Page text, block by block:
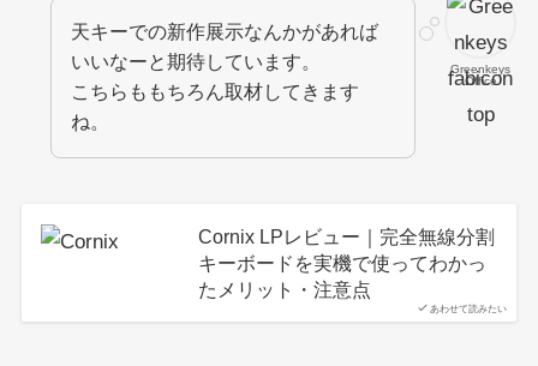
Greenkeys
Office
天キーでの新作展示なんかがあれば
いいなーと期待しています。
こちらももちろん取材してきます
ね。
あわせて読みたい
Cornix LPレビュー｜完全無線分割
キーボードを実機で使ってわかっ
たメリット・注意点